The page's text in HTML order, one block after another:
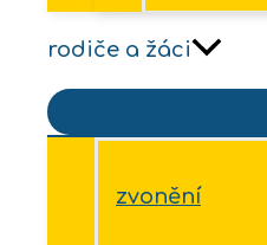
rodiče a žáci
zvonění